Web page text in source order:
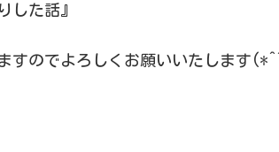
した話』
すのでよろしくお願いいたします